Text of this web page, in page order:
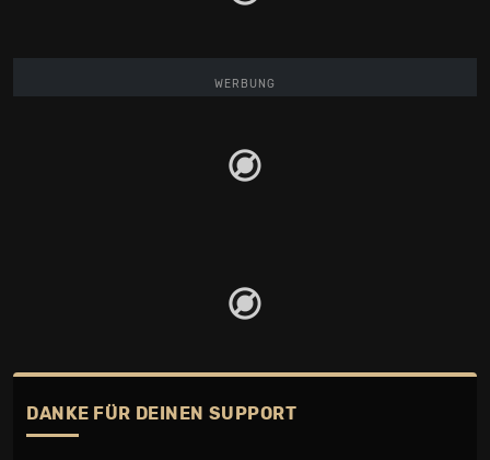
WERBUNG
DANKE FÜR DEINEN SUPPORT